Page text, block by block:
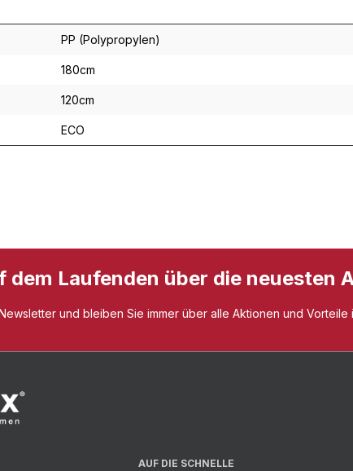
PP (Polypropylen)
180cm
120cm
ECO
dem Laufenden über die neuesten
und bleiben Sie immer über alle Aktionen und Vorteile
AUF DIE SCHNELLE